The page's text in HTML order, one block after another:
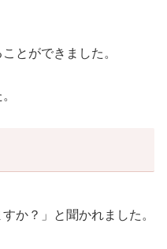
とができました。
か？」と聞かれました。